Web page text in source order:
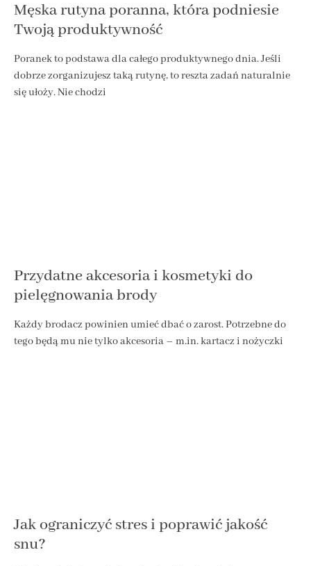
Męska rutyna poranna, która podniesie
Twoją produktywność
Poranek to podstawa dla całego produktywnego dnia. Jeśli
dobrze zorganizujesz taką rutynę, to reszta zadań naturalnie
się ułoży. Nie chodzi
Przydatne akcesoria i kosmetyki do
pielęgnowania brody
Każdy brodacz powinien umieć dbać o zarost. Potrzebne do
tego będą mu nie tylko akcesoria – m.in. kartacz i nożyczki
Jak ograniczyć stres i poprawić jakość
snu?